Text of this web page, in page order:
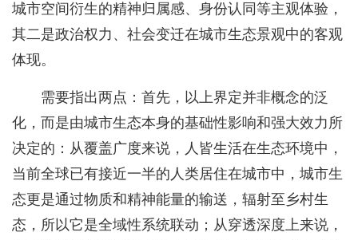
城市空间衍生的精神归属感、身份认同等主观体验，
其二是政治权力、社会变迁在城市生态景观中的客观
体现。
需要指出两点：首先，以上界定并非概念的泛
化，而是由城市生态本身的基础性影响和强大效力所
决定的：从覆盖广度来说，人皆生活在生态环境中，
当前全球已有接近一半的人类居住在城市中，城市生
态更是通过物质和精神能量的输送，辐射至乡村生
态，所以它是全域性系统联动；从穿透深度上来说，